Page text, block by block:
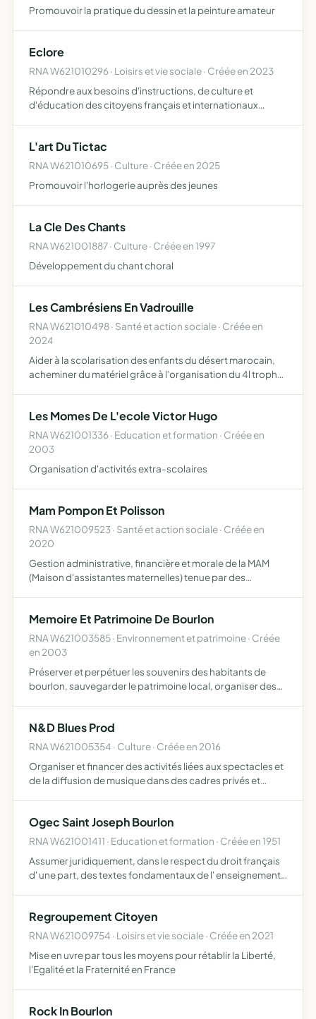
Promouvoir la pratique du dessin et la peinture amateur
Eclore
RNA W621010296 · Loisirs et vie sociale · Créée en 2023
Répondre aux besoins d'instructions, de culture et
d'éducation des citoyens français et internationaux
confondue) à accé…
L'art Du Tictac
RNA W621010695 · Culture · Créée en 2025
Promouvoir l'horlogerie auprès des jeunes
La Cle Des Chants
RNA W621001887 · Culture · Créée en 1997
Développement du chant choral
Les Cambrésiens En Vadrouille
RNA W621010498 · Santé et action sociale · Créée en
2024
Aider à la scolarisation des enfants du désert marocain,
acheminer du matériel grâce à l'organisation du 4l trophy
Les Momes De L'ecole Victor Hugo
RNA W621001336 · Education et formation · Créée en
2003
Organisation d'activités extra-scolaires
Mam Pompon Et Polisson
RNA W621009523 · Santé et action sociale · Créée en
2020
Gestion administrative, financière et morale de la MAM
(Maison d'assistantes maternelles) tenue par des
enfant…
Memoire Et Patrimoine De Bourlon
RNA W621003585 · Environnement et patrimoine · Créée
en 2003
Préserver et perpétuer les souvenirs des habitants de
bourlon, sauvegarder le patrimoine local, organiser des
N&D Blues Prod
RNA W621005354 · Culture · Créée en 2016
Organiser et financer des activités liées aux spectacles et
de la diffusion de musique dans des cadres privés et
Ogec Saint Joseph Bourlon
RNA W621001411 · Education et formation · Créée en 1951
Assumer juridiquement, dans le respect du droit français
d' une part, des textes fondamentaux de l' enseignement
Regroupement Citoyen
RNA W621009754 · Loisirs et vie sociale · Créée en 2021
Mise en uvre par tous les moyens pour rétablir la Liberté,
l'Egalité et la Fraternité en France
Rock In Bourlon